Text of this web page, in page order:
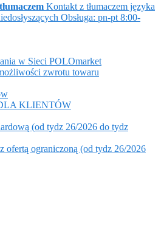
Kontakt z tłumaczem języka
Obsługa: pn-pt 8:00-
w Sieci POLOmarket
zwrotu towaru
KLIENTÓW
(od tydz 26/2026 do tydz
ofertą ograniczoną (od tydz 26/2026